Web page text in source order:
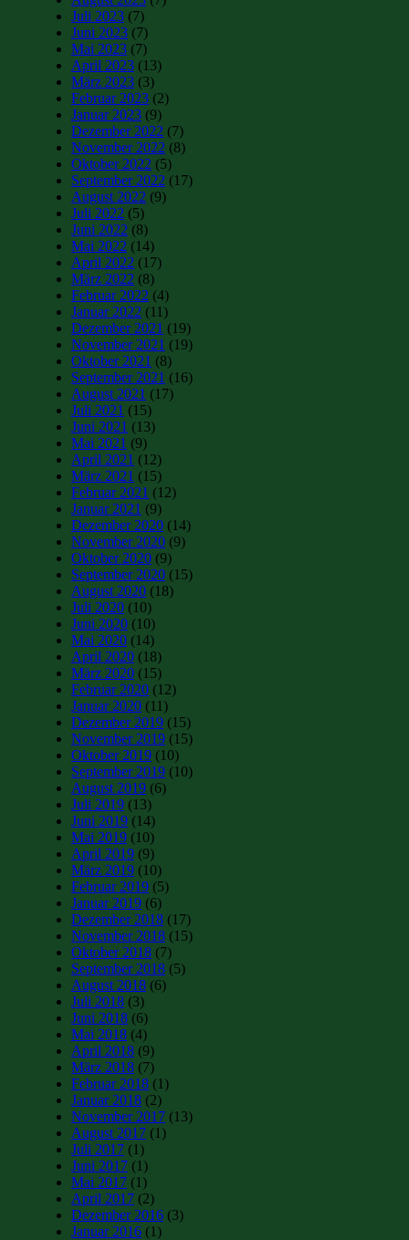
Juli 2023 (7)
Juni 2023 (7)
Mai 2023 (7)
April 2023 (13)
März 2023 (3)
Februar 2023 (2)
Januar 2023 (9)
Dezember 2022 (7)
November 2022 (8)
Oktober 2022 (5)
September 2022 (17)
August 2022 (9)
Juli 2022 (5)
Juni 2022 (8)
Mai 2022 (14)
April 2022 (17)
März 2022 (8)
Februar 2022 (4)
Januar 2022 (11)
Dezember 2021 (19)
November 2021 (19)
Oktober 2021 (8)
September 2021 (16)
August 2021 (17)
Juli 2021 (15)
Juni 2021 (13)
Mai 2021 (9)
April 2021 (12)
März 2021 (15)
Februar 2021 (12)
Januar 2021 (9)
Dezember 2020 (14)
November 2020 (9)
Oktober 2020 (9)
September 2020 (15)
August 2020 (18)
Juli 2020 (10)
Juni 2020 (10)
Mai 2020 (14)
April 2020 (18)
März 2020 (15)
Februar 2020 (12)
Januar 2020 (11)
Dezember 2019 (15)
November 2019 (15)
Oktober 2019 (10)
September 2019 (10)
August 2019 (6)
Juli 2019 (13)
Juni 2019 (14)
Mai 2019 (10)
April 2019 (9)
März 2019 (10)
Februar 2019 (5)
Januar 2019 (6)
Dezember 2018 (17)
November 2018 (15)
Oktober 2018 (7)
September 2018 (5)
August 2018 (6)
Juli 2018 (3)
Juni 2018 (6)
Mai 2018 (4)
April 2018 (9)
März 2018 (7)
Februar 2018 (1)
Januar 2018 (2)
November 2017 (13)
August 2017 (1)
Juli 2017 (1)
Juni 2017 (1)
Mai 2017 (1)
April 2017 (2)
Dezember 2016 (3)
Januar 2016 (1)